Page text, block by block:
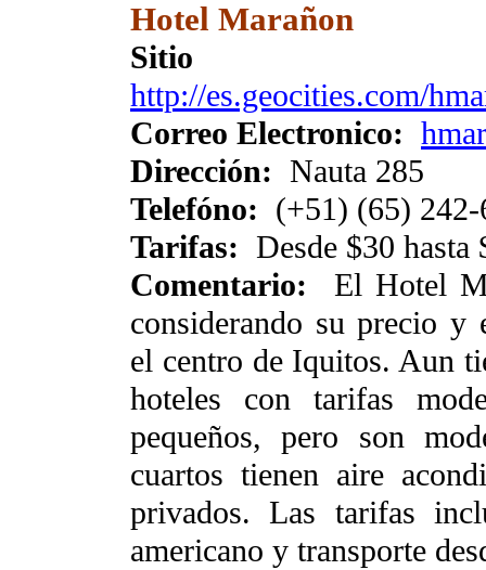
Hotel Marañon
http://es.geocities.com/
Correo Electronico:
Dirección: Nauta 285
Telefóno: (+51) (65) 242-
Tarifas: Desde $30 hasta
Comentario:
El Hotel
considerando su precio y
el centro de Iquitos. Aun
hoteles con tarifas
pequeños, pero son
cuartos tienen aire
privados. Las tarifas
americano y transporte